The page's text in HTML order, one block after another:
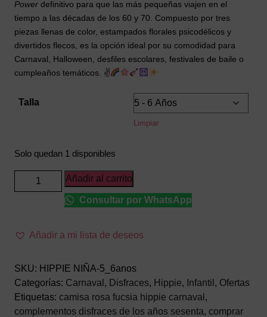
Power definitivo para que las más pequeñas viajen en el
tiempo a las décadas de los 60 y 70. Compuesto por tres
piezas llenas de color, estampados florales psicodélicos y
divertidos flecos, es la opción ideal por su comodidad para
Carnaval, Halloween, desfiles escolares, festivales de baile o
cumpleaños temáticos. ✌
Talla
Limpiar
Solo quedan 1 disponibles
Disfraz
Hippie
–
de
los
Años
Añadir al carrito
Consultar por WhatsApp
Añadir a mi lista de deseos
SKU: HIPPIE NIÑA-5_6anos
Categorías: Carnaval , Disfraces, Hippie, Infantil , Ofertas
Etiquetas: camisa rosa fucsia hippie carnaval ,
complementos disfraces de los años sesenta, comprar